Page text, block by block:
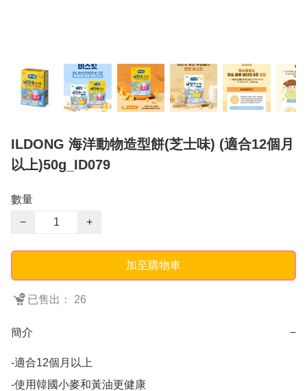
ILDONG 海洋動物造型餅(芝士味) (適合12個月
以上)50g_ID079
數量
−
+
加至購物車
已售出： 26
簡介 −
-適合12個月以上
-使用韓國小麥和黃油更健康